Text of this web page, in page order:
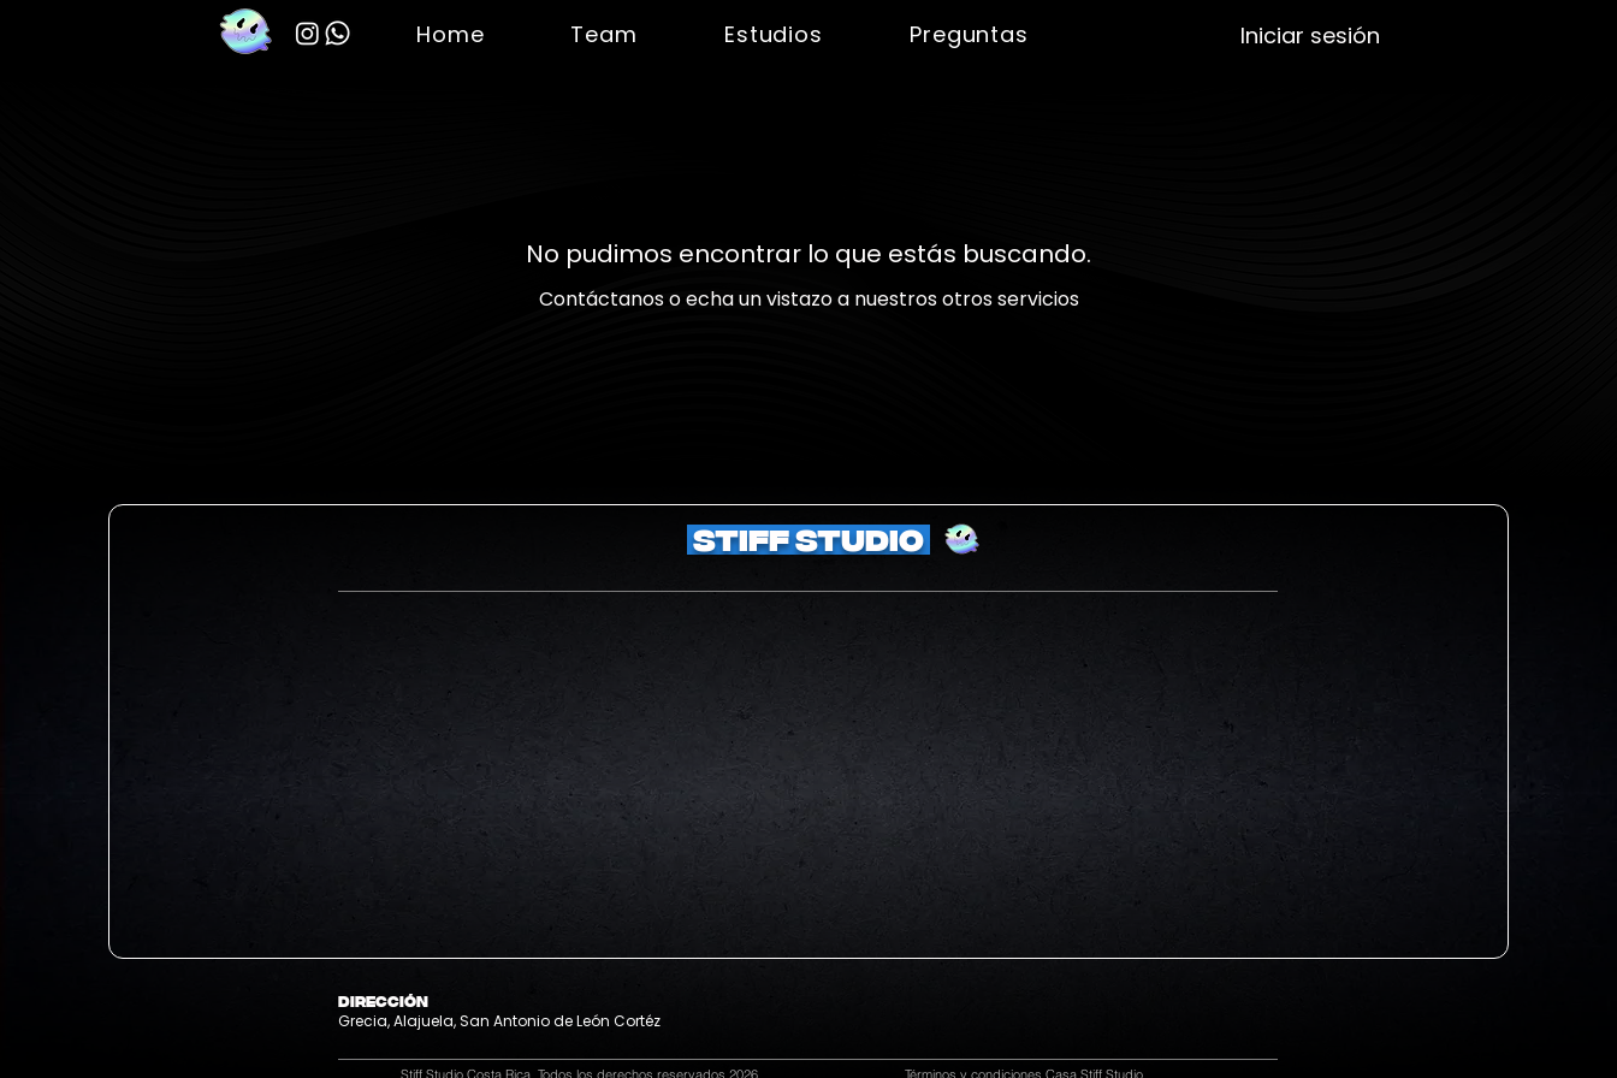
Home Team Estudios Preguntas Iniciar sesión
No pudimos encontrar lo que estás buscando.
Contáctanos o echa un vistazo a nuestros otros servicios
STIFF STUDIO
DIRECCIÓN
Grecia, Alajuela, San Antonio de León Cortéz
Stiff Studio Costa Rica. Todos los derechos reservados 2026. Términos y condiciones Casa Stiff Studio